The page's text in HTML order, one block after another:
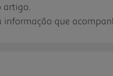
artigo.
que